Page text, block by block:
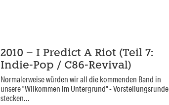
2010 – I Predict A Riot (Teil 7:
Indie-Pop / C86-Revival)
Normalerweise würden wir all die kommenden Band in
unsere "Wilkommen im Untergrund" - Vorstellungsrunde
stecken...